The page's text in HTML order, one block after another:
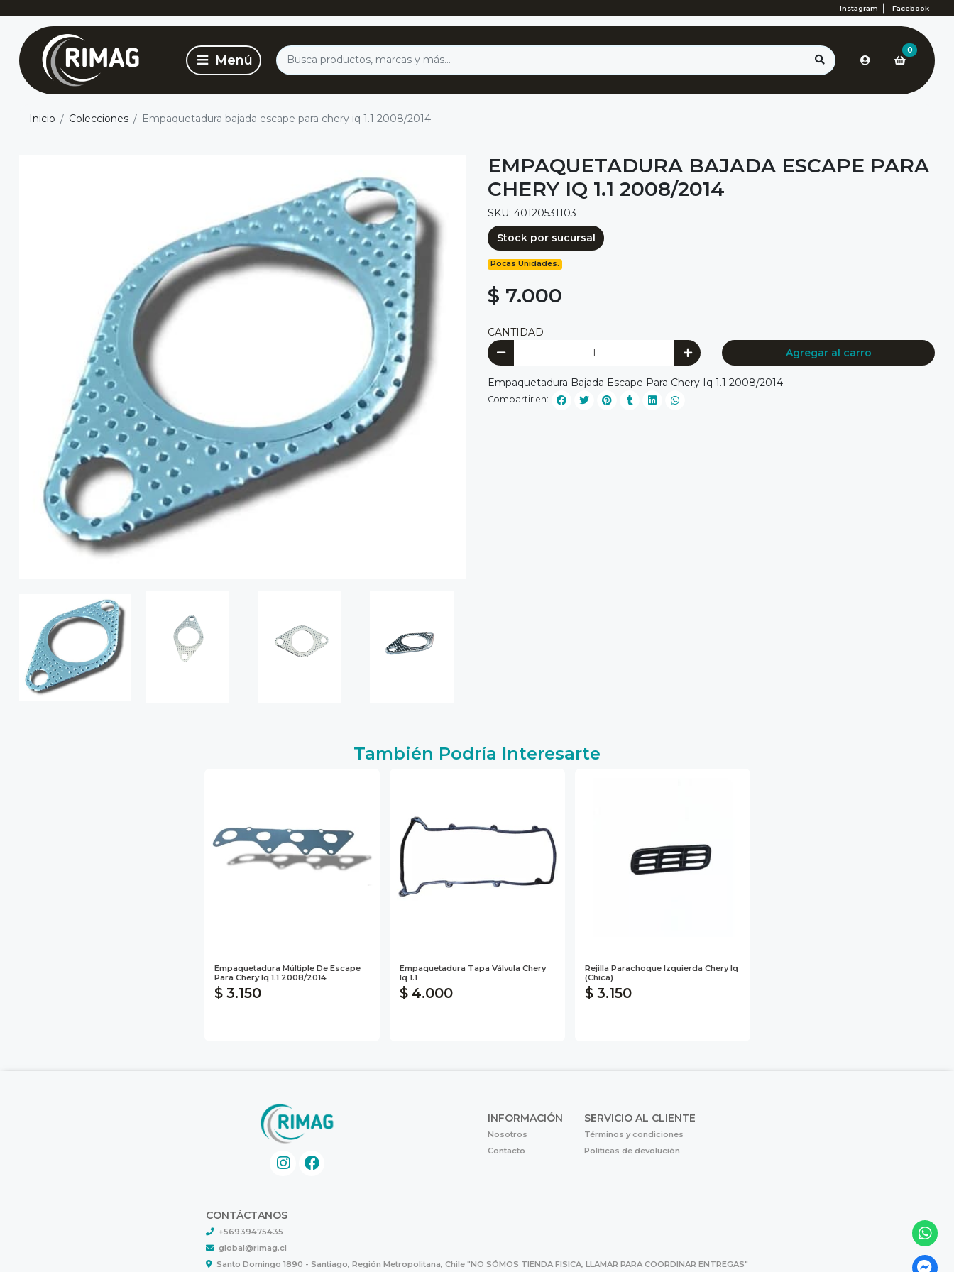
Instagram Facebook
0
Inicio Colecciones Empaquetadura bajada escape para chery iq 1.1 2008/2014
EMPAQUETADURA BAJADA ESCAPE PARA
CHERY IQ 1.1 2008/2014
SKU: 40120531103
Stock por sucursal
Pocas Unidades.
$ 7.000
CANTIDAD
Agregar al carro
Empaquetadura Bajada Escape Para Chery Iq 1.1 2008/2014
Compartir en:
También Podría Interesarte
Empaquetadura Múltiple De Escape
Para Chery Iq 1.1 2008/2014
$ 3.150
Empaquetadura Tapa Válvula Chery
Iq 1.1
$ 4.000
Rejilla Parachoque Izquierda Chery Iq
(chica)
$ 3.150
INFORMACIÓN
Nosotros
Contacto
SERVICIO AL CLIENTE
Términos y condiciones
Políticas de devolución
CONTÁCTANOS
+56939475435
global@rimag.cl
Santo Domingo 1890 - Santiago, Región Metropolitana, Chile "NO SÓMOS TIENDA FISICA, LLAMAR PARA COORDINAR ENTREGAS"